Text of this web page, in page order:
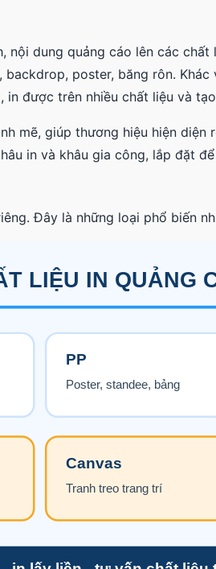
nội dung quảng cáo lên các
poster, băng rôn.
in được trên nhiều chất liệu và
mẽ, giúp thương hiệu hiện
in và khâu gia công, lắp đặt
Đây là những loại phổ biến